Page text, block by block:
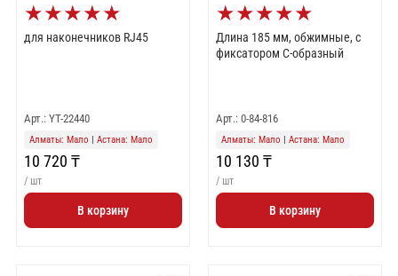
★★★★★
для наконечников RJ45
Арт.: YT-22440
Алматы: Мало Астана: Мало
10 720 ₸
/ шт
В корзину
★★★★★
Длина 185 мм, обжимные, с
фиксатором С-образный
Арт.: 0-84-816
Алматы: Мало Астана: Мало
10 130 ₸
/ шт
В корзину